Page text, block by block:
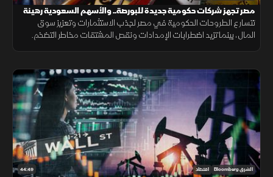
مصر تجهز شركات حكومية جديدة للبورصة.. والأسهم السعودية رهينة
النتائج والسيولة
تتسارع الطروحات الحكومية في مصر لجذب الاستثمارات وتعزيز سوق
المال، بينما تزيد اضطرابات الإمدادات ونقص المشتقات مخاطر التضخم.
44:49 الشرق Bloomberg اقتصاد